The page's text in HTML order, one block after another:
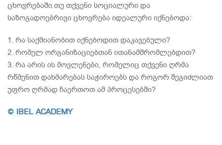
ცხოვრებაში.თუ თქვენი სოციალური და
საზოგადოებრივი ცხოვრება იდეალური იქნებოდა:
1. რა საქმიანობით იქნებოდით დაკავებული?
2. რომელ ორგანიზაციებთან ითანამშრომლებდით?
3. რა არის ის მოვლენები, რომელიც თქვენი ღრმა
რწმენით დახმარებას საჭიროებს და როგორ შეგიძლიათ
უფრო ღრმად ჩაერთოთ ამ პროცესებში?
© IBEL ACADEMY